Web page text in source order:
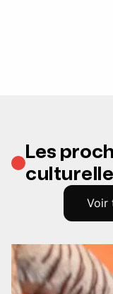
Les
Voir